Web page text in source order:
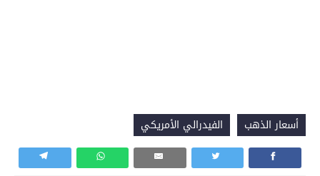
أسعار الذهب الفيدرالي الأمريكي